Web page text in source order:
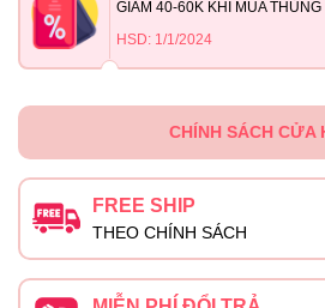
GIẢM 40-60K KHI MUA THÙNG
HSD: 1/1/2024
CHÍNH SÁCH CỬA
FREE SHIP
THEO CHÍNH SÁCH